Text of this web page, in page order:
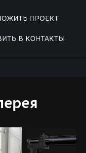
ПРОЕКТ
В КОНТАКТЫ